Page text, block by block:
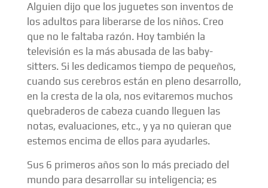
Alguien dijo que los juguetes son inventos de
los adultos para liberarse de los niños. Creo
que no le faltaba razón. Hoy también la
televisión es la más abusada de las baby-
sitters. Si les dedicamos tiempo de pequeños,
cuando sus cerebros están en pleno desarrollo,
en la cresta de la ola, nos evitaremos muchos
quebraderos de cabeza cuando lleguen las
notas, evaluaciones, etc., y ya no quieran que
estemos encima de ellos para ayudarles.
Sus 6 primeros años son lo más preciado del
mundo para desarrollar su inteligencia; es